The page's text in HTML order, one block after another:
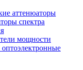
аттенюаторы
спектра
мощности